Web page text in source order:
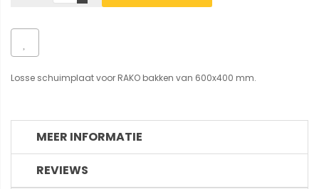
Losse schuimplaat voor RAKO bakken van 600x400 mm.
MEER INFORMATIE
REVIEWS